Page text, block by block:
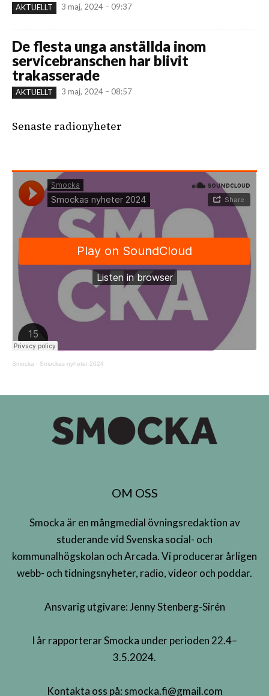
AKTUELLT 3 maj, 2024 – 09:37
De flesta unga anställda inom
servicebranschen har blivit
trakasserade
AKTUELLT 3 maj, 2024 – 08:57
Senaste radionyheter
Smocka · Smockas nyheter 2024
OM OSS
Smocka är en mångmedial övningsredaktion av
studerande vid Svenska social- och
kommunalhögskolan och Arcada. Vi producerar årligen
webb- och tidningsnyheter, radio, videor och poddar.
Ansvarig utgivare: Jenny Stenberg-Sirén
I år rapporterar Smocka under perioden 22.4–
3.5.2024.
Kontakta oss på: smocka.fi@gmail.com